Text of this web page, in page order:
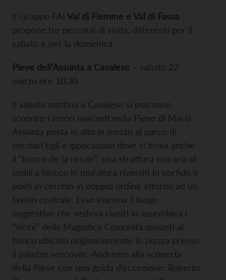
Il Gruppo FAI Val di Fiemme e Val di Fassa
propone tre percorsi di visita, differenti per il
sabato e per la domenica.
Pieve dell’Assunta a Cavalese – sabato 22
marzo ore 10.30
Il sabato mattina a Cavalese si potranno
scoprire i tesori nascosti nella Pieve di Maria
Assunta posta in alto in mezzo al parco di
secolari tigli e ippocastani dove si trova anche
il “banco de la reson”: una struttura muraria di
sedili a blocco in muratura rivestiti in porfido e
posti in cerchio in doppio ordine attorno ad un
tavolo centrale. Esso inscena il luogo
suggestivo che vedeva riuniti in assemblea i
“vicini” della Magnifica Comunità davanti al
banco ubicato originariamente in piazza presso
il palazzo vescovile. Andremo alla scoperta
della Pieve con una guida d’eccezione: Roberto